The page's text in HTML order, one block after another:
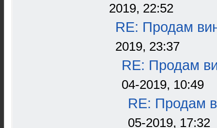
2019, 22:52
RE: Продам
2019, 23:37
RE: Продам
04-2019, 10:49
RE: Продам
05-2019, 17:32